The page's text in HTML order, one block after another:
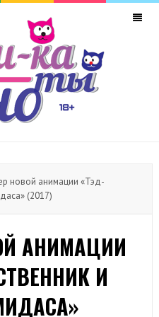
новой анимации «Тэд-
(2017)
АНИМАЦИИ
И